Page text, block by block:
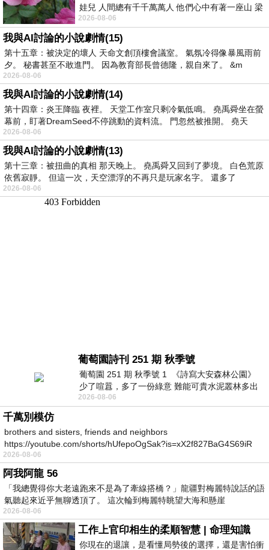
娃兒 人間總有千千萬萬人 他們心中有著一座山 梁
山佛山泰華衡恆嵩 一山之高
2026-08-06
我與AI討論的小說劇情(15)
第十五章：被決定的壞人 天命文創頂樓會議室。 氣氛冷得像暴風雨前
夕。 秘書甚至不敢進門。 因為教育部長曾德隆，親自來了。 &m
2026-08-06
我與AI討論的小說劇情(14)
第十四章：炎王降臨 夜裡。 天堂工作室只剩冷氣低鳴。 堯禹舜坐在螢
幕前，盯著DreamSeed不停跳動的資料流。 門忽然被推開。 堯天
2026-08-06
我與AI討論的小說劇情(13)
第十三章：被扭曲的真相 那天晚上。 堯禹舜又回到了夢境。 白色荒原
依舊寂靜。 但這一次，天空漂浮的不再只是玩家名字。 還多了
2026-08-06
葡萄園詩刊 251 期 秋季號
葡萄園 251 期 秋季號 1 《詩寫大安森林公園》
少了喧囂，多了一份綠意 難能可貴水泥叢林多出
一
2026-08-06
千萬別模仿
brothers and sisters, friends and neighbors
https://youtube.com/shorts/hUfepoOgSak?is=xX2f827BaG4S69iR
https
2026-08-06
阿我阿龍 56
「我總覺得你大老遠跑來不是為了牽線搭橋？」龍疆對梅麗特說話的語
氣聽起來近乎無聊透頂了。 這次輪到梅麗特眺望大海和懸崖
2026-08-06
工作上官印相生的柔順智慧 | 命理知識
你現在的退讓，是看懂局勢後的選擇，還是害怕衝